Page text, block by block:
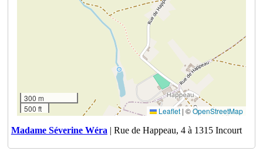
300 m
500 ft
Leaflet | ©OpenStreetMap
Madame Séverine Wéra | Rue de Happeau, 4 à 1315 Incourt